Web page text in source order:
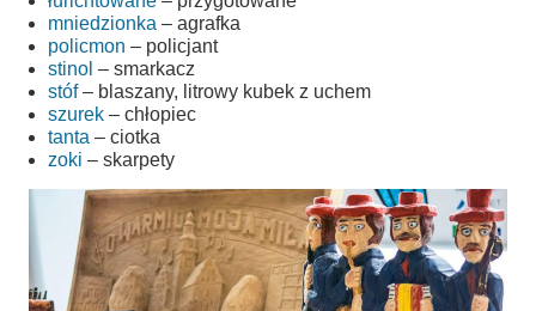
mniedzionka – agrafka
policmon – policjant
stinol – smarkacz
stóf– blaszany, litrowy kubek z uchem
szurek – chłopiec
tanta – ciotka
zoki – skarpety